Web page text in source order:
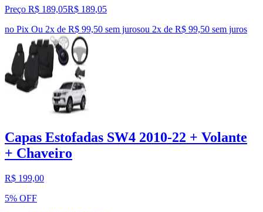
Preço R$ 189,05R$ 189,05
no Pix Ou 2x de R$ 99,50 sem jurosou 2x de R$ 99,50 sem juros
Capas Estofadas SW4 2010-22 + Volante
+ Chaveiro
R$ 199,00
5% OFF